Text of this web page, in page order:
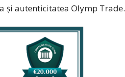
și autenticitatea Olymp Trade.